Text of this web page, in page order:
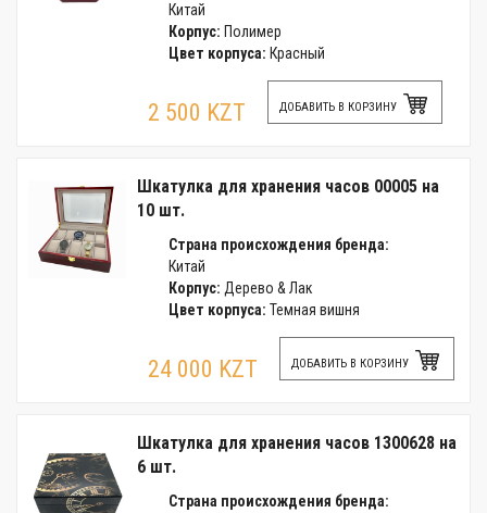
Китай
Корпус: Полимер
Цвет корпуса: Красный
2 500 KZT ДОБАВИТЬ В КОРЗИНУ
Шкатулка для хранения часов 00005 на
10 шт.
Страна происхождения бренда:
Китай
Корпус: Дерево & Лак
Цвет корпуса: Темная вишня
24 000 KZT ДОБАВИТЬ В КОРЗИНУ
Шкатулка для хранения часов 1300628 на
6 шт.
Страна происхождения бренда: